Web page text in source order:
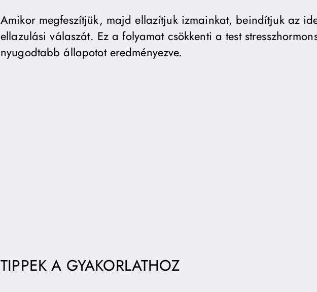
Amikor megfeszítjük, majd ellazítjuk izmainkat, beindítjuk az
ellazulási válaszát. Ez a folyamat csökkenti a test
nyugodtabb állapotot eredményezve.
TIPPEK A GYAKORLATHOZ